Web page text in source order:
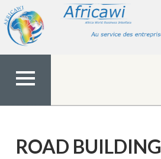
contenu
MENU
ROAD BUILDING